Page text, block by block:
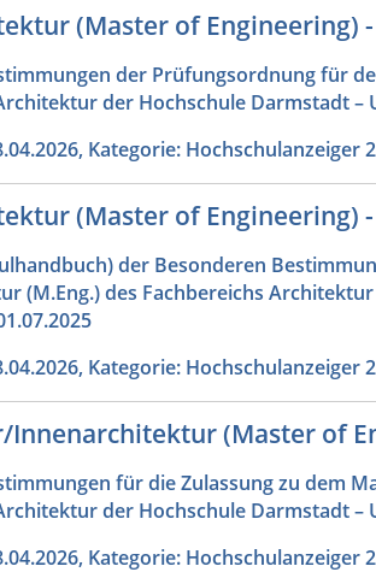
(Master of Engineering) -
der Prüfungsordnung für
der Hochschule Darmstadt –
Kategorie: Hochschulanzeiger
(Master of Engineering)
der Besonderen
(M.Eng.) des Fachbereichs
Kategorie: Hochschulanzeiger
(Master of
für die Zulassung zu dem
der Hochschule Darmstadt –
Kategorie: Hochschulanzeiger